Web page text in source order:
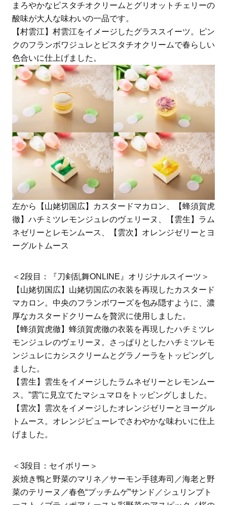
まろやかなピスタチオクリームとグリオットチェリーの
酸味が大人な味わいの一品です。
【村雲江】村雲江をイメージしたグラススイーツ。ピン
クのフランボワジュレとピスタチオクリームで春らしい
色合いに仕上げました。
左から【山姥切国広】カスタードマカロン、【蜂須賀虎
徹】ハチミツレモンジュレのヴェリーヌ、【雲生】ラム
ネゼリーとレモンムース、【雲次】オレンジゼリーとヨ
ーグルトムース
＜2段目：『刀剣乱舞ONLINE』オリジナルスイーツ＞
【山姥切国広】山姥切国広の衣装を再現したカスタード
マカロン。中央のフランボワーズを包み隠すように、濃
厚なカスタードクリームを贅沢に使用しました。
【蜂須賀虎徹】蜂須賀虎徹の衣装を再現したハチミツレ
モンジュレのヴェリーヌ。さっぱりとしたハチミツレモ
ンジュレにカシスクリームとグラノーラをトッピングし
ました。
【雲生】雲生をイメージしたラムネゼリーとレモンムー
ス。”雲”に見立てたマシュマロをトッピングしました。
【雲次】雲次をイメージしたオレンジゼリーとヨーグル
トムース。オレンジピューレでさわやかな味わいに仕上
げました。
＜3段目：セイボリー＞
炭焼き鴨と野菜のマリネ／サーモン手毬寿司／海老と野
菜のテリーヌ／春色“プッチムゲ”サンド／シュリンプト